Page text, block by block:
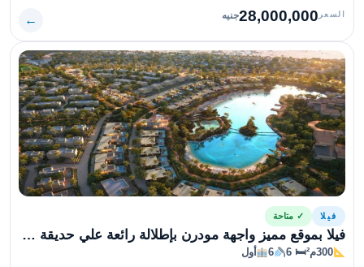
السعر 28,000,000جنيه ←
فيلا ✓ متاحة
فيلا بموقع مميز واجهة مودرن بإطلالة رائعة علي حديقة شاسعة
300م² 🛏 6
6 أول